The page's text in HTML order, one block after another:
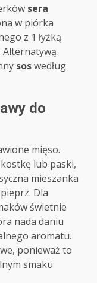
sera
w piórka
z 1 łyżką
Alternatywą
soswedług
do
mięso.
lub paski,
mieszanka
Dla
świetnie
nada daniu
aromatu.
ponieważ to
smaku